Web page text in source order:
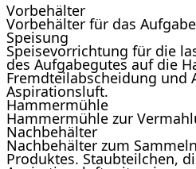
Vorbehälter
Vorbehälter für das
Speisung
Speisevorrichtung für die
des Aufgabegutes auf die
Fremdteilabscheidung und
Aspirationsluft.
Hammermühle
Hammermühle zur
Nachbehälter
Nachbehälter zum
Produktes. Staubteilchen,